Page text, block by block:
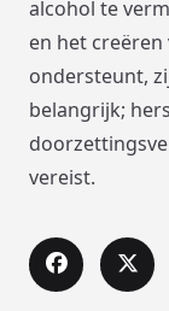
alcohol te
en het
ondersteunt,
belangrijk;
vereist.